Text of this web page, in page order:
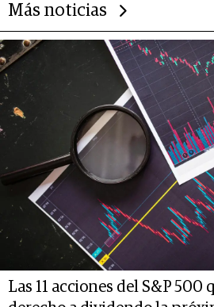
Más noticias
Las 11 acciones del S&P 500